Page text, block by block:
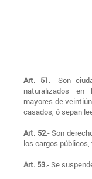
Art. 51.- Son
naturalizados en
mayores de
casados, ó sepan
Art. 52.- Son
los cargos públicos,
Art. 53.- Se